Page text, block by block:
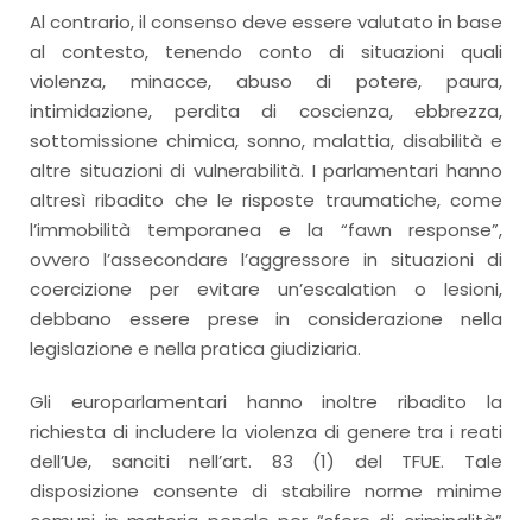
Al contrario, il consenso deve essere valutato in base
al contesto, tenendo conto di situazioni quali
violenza, minacce, abuso di potere, paura,
intimidazione, perdita di coscienza, ebbrezza,
sottomissione chimica, sonno, malattia, disabilità e
altre situazioni di vulnerabilità. I parlamentari hanno
altresì ribadito che le risposte traumatiche, come
l’immobilità temporanea e la “fawn response”,
ovvero l’assecondare l’aggressore in situazioni di
coercizione per evitare un’escalation o lesioni,
debbano essere prese in considerazione nella
legislazione e nella pratica giudiziaria.
Gli europarlamentari hanno inoltre ribadito la
richiesta di includere la violenza di genere tra i reati
dell’Ue, sanciti nell’art. 83 (1) del TFUE. Tale
disposizione consente di stabilire norme minime